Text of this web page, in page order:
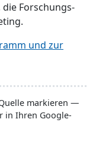
Forschungs-
und zur
markieren —
in Ihren Google-